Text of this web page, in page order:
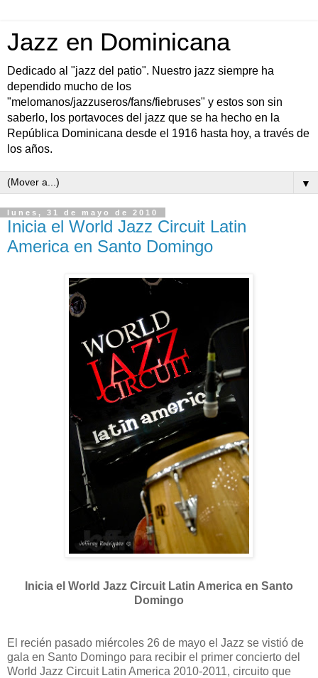
Jazz en Dominicana
Dedicado al "jazz del patio". Nuestro jazz siempre ha
dependido mucho de los
"melomanos/jazzuseros/fans/fiebruses" y estos son sin
saberlo, los portavoces del jazz que se ha hecho en la
República Dominicana desde el 1916 hasta hoy, a través de
los años.
▼
lunes, 31 de mayo de 2010
Inicia el World Jazz Circuit Latin
America en Santo Domingo
Inicia el World Jazz Circuit Latin America en Santo
Domingo
El recién pasado miércoles 26 de mayo el Jazz se vistió de
gala en Santo Domingo para recibir el primer concierto del
World Jazz Circuit Latin America 2010-2011, circuito que